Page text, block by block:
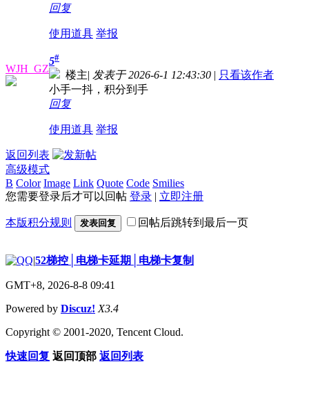
回复
使用道具 举报
WJH_GZ
5#
楼主| 发表于 2026-6-1 12:43:30 | 只看该作者
小手一抖，积分到手
回复
使用道具 举报
返回列表
高级模式
B Color Image Link Quote Code Smilies
您需要登录后才可以回帖 登录 | 立即注册
本版积分规则 发表回复 回帖后跳转到最后一页
|52梯控│电梯卡延期│电梯卡复制
GMT+8, 2026-8-8 09:41
Powered by Discuz! X3.4
Copyright © 2001-2020, Tencent Cloud.
快速回复 返回顶部 返回列表